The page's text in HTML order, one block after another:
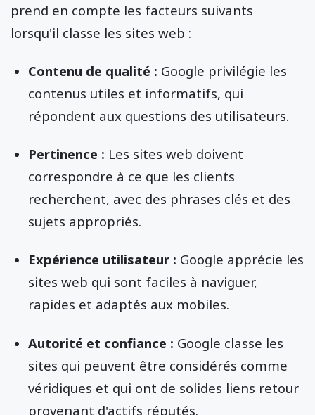
prend en compte les facteurs suivants
lorsqu'il classe les sites web :
Contenu de qualité : Google privilégie les
contenus utiles et informatifs, qui
répondent aux questions des utilisateurs.
Pertinence : Les sites web doivent
correspondre à ce que les clients
recherchent, avec des phrases clés et des
sujets appropriés.
Expérience utilisateur : Google apprécie les
sites web qui sont faciles à naviguer,
rapides et adaptés aux mobiles.
Autorité et confiance : Google classe les
sites qui peuvent être considérés comme
véridiques et qui ont de solides liens retour
provenant d'actifs réputés.